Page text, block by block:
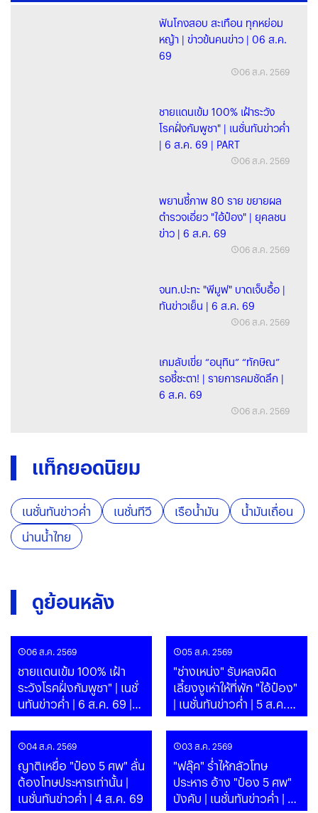
ฟันโกงสอบ สะเทือน ทุกหย่อม
หญ้า | ข่าวข้นคนข่าว | 06 ส.ค.
69
06 ส.ค. 2569
ชายแดนเข้ม 100% เฝ้าระวัง
โรคฝั่งกัมพูชา" | เนชั่นทันข่าวค่ำ
| 6 ส.ค. 69 | PART
06 ส.ค. 2569
พยานชี้ภาพ 80 ราย ขยายผล
ตำรวจเอี่ยว "ไอ้ป๋อง" | ยุคลชน
ข่าว | 6 ส.ค. 69
06 ส.ค. 2569
จนท.ปะทะ "พีมูฟ" บาดเจ็บอื้อ |
ทันข่าวเย็น | 6 ส.ค. 69
06 ส.ค. 2569
เกมลับเขี่ย “อนุทิน” “ทักษิณ”
รอชี้ชะตา! | รายการคมชัดลึก |
6 ส.ค. 69
06 ส.ค. 2569
แท็กยอดนิยม
เนชั่นทันข่าวค่ำ เนชั่นทีวี เรือน้ำมัน
น้ำมันเถื่อน
น่านน้ำไทย
ดูย้อนหลัง
06 ส.ค. 2569
ชายแดนเข้ม 100% เฝ้า
ระวังโรคฝั่งกัมพูชา" | เนชั่
นทันข่าวค่ำ | 6 ส.ค. 69 |
PART
05 ส.ค. 2569
"ช่างเหน่ง" รับหลงผิด
เลี้ยงงูเห่าให้ที่พัก "ไอ้ป๋อง"
| เนชั่นทันข่าวค่ำ | 5 ส.ค.
69 | PART
04 ส.ค. 2569
ญาติเหยื่อ "ป๋อง 5 ศพ" ลั่น
ต้องโทษประหารเท่านั้น |
เนชั่นทันข่าวค่ำ | 4 ส.ค. 69
03 ส.ค. 2569
"ฟลุ๊ค" ร่ำไห้กลัวโทษ
ประหาร อ้าง "ป๋อง 5 ศพ"
บังคับ | เนชั่นทันข่าวค่ำ | 3